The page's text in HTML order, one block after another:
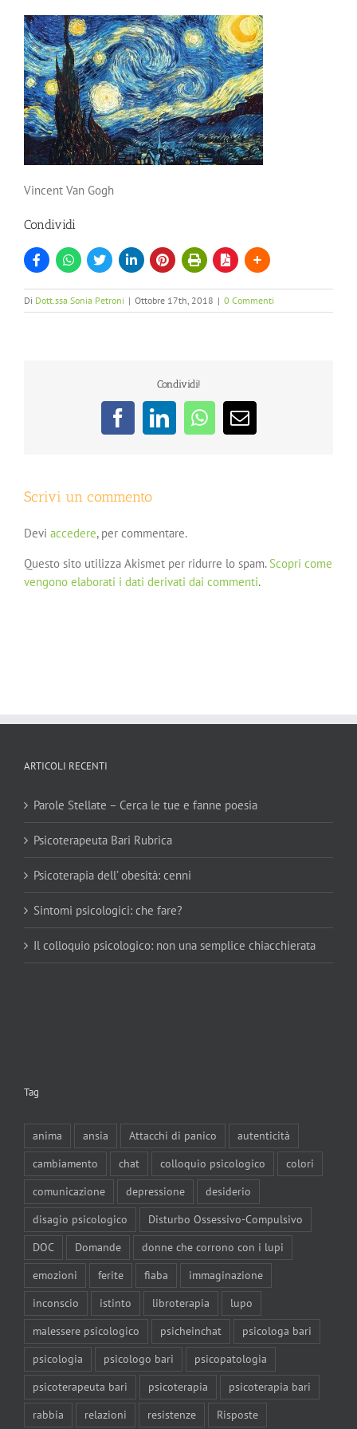
Vincent Van Gogh
Condividi
Di Dott.ssa Sonia Petroni | Ottobre 17th, 2018 | 0 Commenti
Condividi!
FacebookLinkedInWhatsApp
Email
Scrivi un commento
Devi accedere, per commentare.
Questo sito utilizza Akismet per ridurre lo spam. Scopri come
vengono elaborati i dati derivati dai commenti.
ARTICOLI RECENTI
Parole Stellate – Cerca le tue e fanne poesia
Psicoterapeuta Bari Rubrica
Psicoterapia dell’ obesità: cenni
Sintomi psicologici: che fare?
Il colloquio psicologico: non una semplice chiacchierata
Tag
anima ansia Attacchi di panico
autenticità
cambiamento
chat colloquio psicologico
colori
comunicazione
depressione
desiderio
disagio psicologico
Disturbo Ossessivo-Compulsivo
DOC
Domande
donne che corrono con i lupi
emozioni
ferite fiaba
immaginazione
inconscio
istinto libroterapia
lupo
malessere psicologico
psicheinchat
psicologa bari
psicologia
psicologo bari
psicopatologia
psicoterapeuta bari
psicoterapia
psicoterapia bari
rabbia
relazioni resistenze Risposte